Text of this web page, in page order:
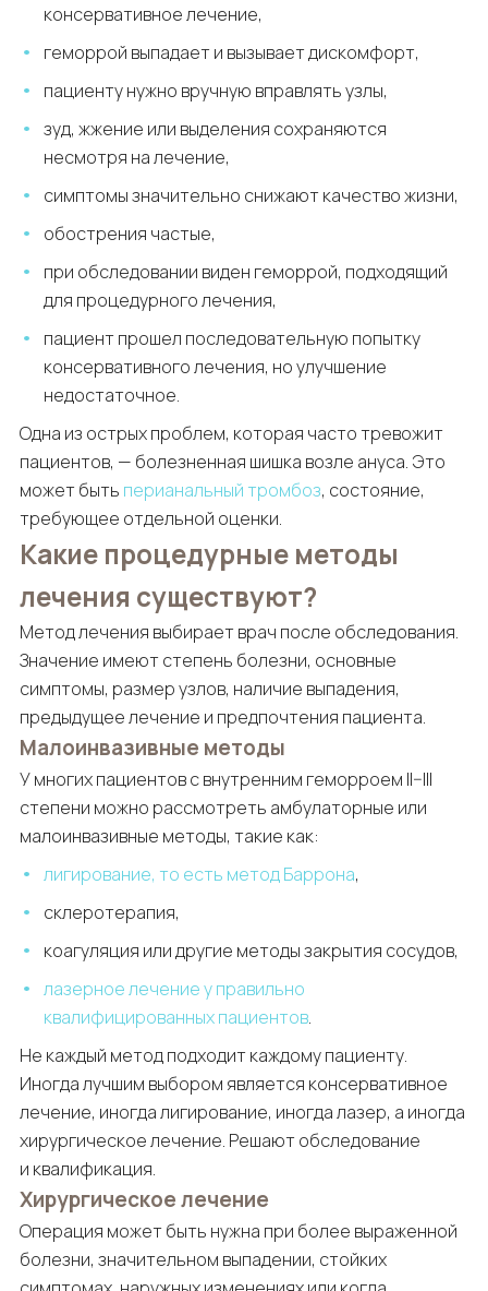
консервативное лечение,
геморрой выпадает и вызывает дискомфорт,
пациенту нужно вручную вправлять узлы,
зуд, жжение или выделения сохраняются
несмотря на лечение,
симптомы значительно снижают качество жизни,
обострения частые,
при обследовании виден геморрой, подходящий
для процедурного лечения,
пациент прошел последовательную попытку
консервативного лечения, но улучшение
недостаточное.
Одна из острых проблем, которая часто тревожит
пациентов, — болезненная шишка возле ануса. Это
может быть перианальный тромбоз, состояние,
требующее отдельной оценки.
Какие процедурные методы
лечения существуют?
Метод лечения выбирает врач после обследования.
Значение имеют степень болезни, основные
симптомы, размер узлов, наличие выпадения,
предыдущее лечение и предпочтения пациента.
Малоинвазивные методы
У многих пациентов с внутренним геморроем II–III
степени можно рассмотреть амбулаторные или
малоинвазивные методы, такие как:
лигирование, то есть метод Баррона,
склеротерапия,
коагуляция или другие методы закрытия сосудов,
лазерное лечение у правильно
квалифицированных пациентов.
Не каждый метод подходит каждому пациенту.
Иногда лучшим выбором является консервативное
лечение, иногда лигирование, иногда лазер, а иногда
хирургическое лечение. Решают обследование
и квалификация.
Хирургическое лечение
Операция может быть нужна при более выраженной
болезни, значительном выпадении, стойких